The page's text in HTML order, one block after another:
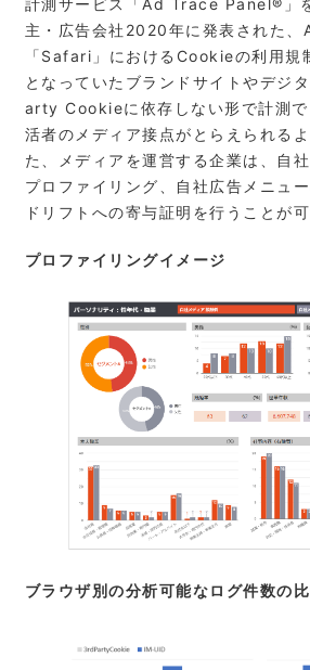
計測サービス「Ad Trace Panel®」
主・広告会社2020年に発表された
「Safari」におけるCookieの利用規
となっていたブランドサイトやデジ
arty Cookieに依存しない形で計測で
活者のメディア接点がとらえられる
た、メディアを運営する企業は、自
プロファイリング、自社広告メニュ
ドリフトへの寄与証明を行うことが
プロファイリングイメージ
ブラウザ別の分析可能なログ件数の